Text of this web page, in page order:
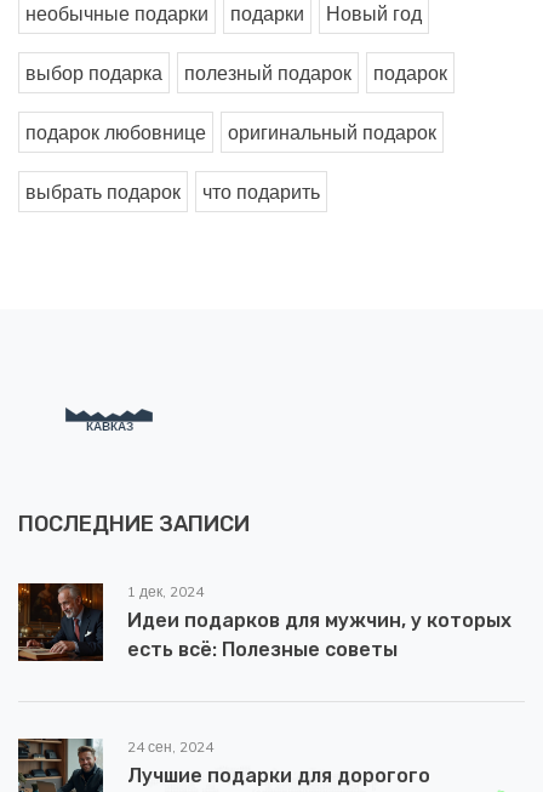
необычные подарки подарки Новый год
выбор подарка полезный подарок подарок
подарок любовнице оригинальный подарок
выбрать подарок что подарить
ПОСЛЕДНИЕ ЗАПИСИ
1 дек, 2024
Идеи подарков для мужчин, у которых
есть всё: Полезные советы
24 сен, 2024
Лучшие подарки для дорогого